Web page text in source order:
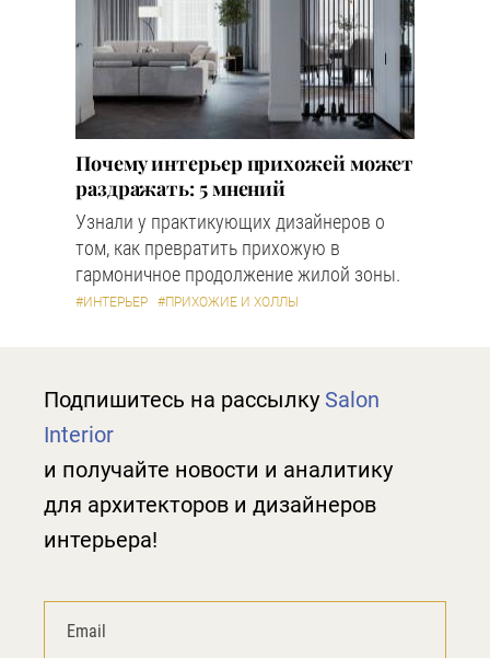
Почему интерьер прихожей может
раздражать: 5 мнений
Узнали у практикующих дизайнеров о
том, как превратить прихожую в
гармоничное продолжение жилой зоны.
#ИНТЕРЬЕР #ПРИХОЖИЕ И ХОЛЛЫ
Подпишитесь на рассылку Salon
Interior
и получайте новости и аналитику
для архитекторов и дизайнеров
интерьера!